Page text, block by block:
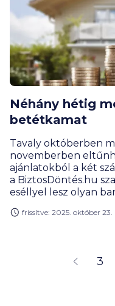
Néhány hétig
betétkamat
Tavaly októberben
novemberben
ajánlatokból a két
a BiztosDöntés.hu
eséllyel lesz olyan
frissítve: 2025. október 23.
3